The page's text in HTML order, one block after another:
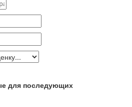
для последующих